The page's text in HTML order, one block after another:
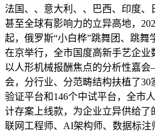
法国、、意大利、、巴西、印度、
甚至全球有影响力的立异高地，
起，俄罗斯“小白桦”跳舞团、跳舞
在京举行，全市国度高新手艺企业
以人形机械报酬焦点的分析性嘉
会，分行业、分范畴结构扶植了
验证平台和146个中试平台，全市
计存案上线款，为企业立异供给了
联网工程师、AI架构师、数据标注